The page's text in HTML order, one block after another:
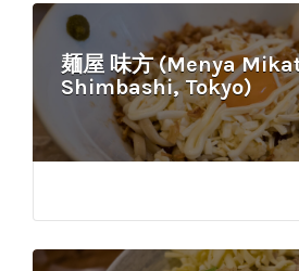
麺屋 味方 (Menya
Shimbashi, Tokyo)